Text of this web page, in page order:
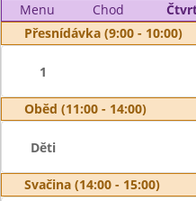
Menu Chod
Přesnídávka (9:00 - 10:00)
1
Oběd (11:00 - 14:00)
Děti
Svačina (14:00 - 15:00)